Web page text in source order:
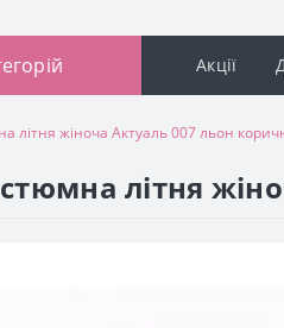
Акції
літня жіноча Актуаль 007 льон
літня